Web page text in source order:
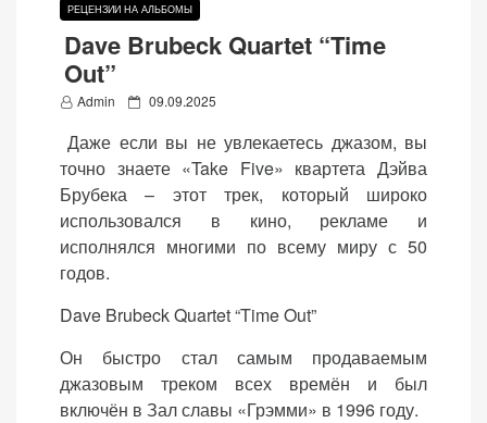
РЕЦЕНЗИИ НА АЛЬБОМЫ
Dave Brubeck Quartet “Time
Out”
Admin
P
s
t
e
d
o
09.09.2025
Даже если вы не увлекаетесь джазом, вы
точно знаете «Take Five» квартета Дэйва
Брубека – этот трек, который широко
использовался в кино, рекламе и
исполнялся многими по всему миру с 50
годов.
Dave Brubeck Quartet “Time Out”
Он быстро стал самым продаваемым
джазовым треком всех времён и был
включён в Зал славы «Грэмми» в 1996 году.